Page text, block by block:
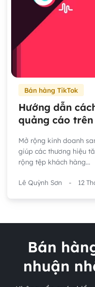
Bán hàng TikTok
Hướng dẫn
quảng cáo
Mở rộng kinh doanh
giúp các thương hiệu
rộng tệp khách hàng...
Lê Quỳnh Sơn - 12
Bán
nhuận